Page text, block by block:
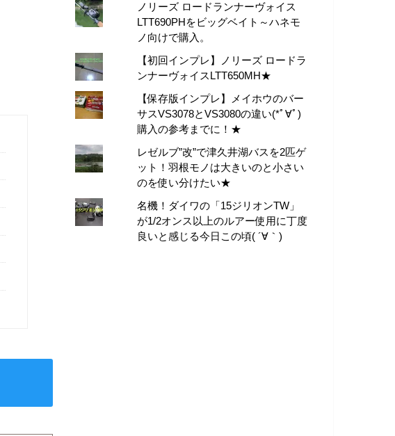
ノリーズ ロードランナーヴォイス
LTT690PHをビッグベイト～ハネモ
ノ向けで購入。
【初回インプレ】ノリーズ ロードラ
ンナーヴォイスLTT650MH★
【保存版インプレ】メイホウのバー
サスVS3078とVS3080の違い(*ﾟ∀ﾟ)
購入の参考までに！★
レゼルブ”改”で津久井湖バスを2匹ゲ
ット！羽根モノは大きいのと小さい
のを使い分けたい★
名機！ダイワの「15ジリオンTW」
が1/2オンス以上のルアー使用に丁度
良いと感じる今日この頃( ´∀｀)